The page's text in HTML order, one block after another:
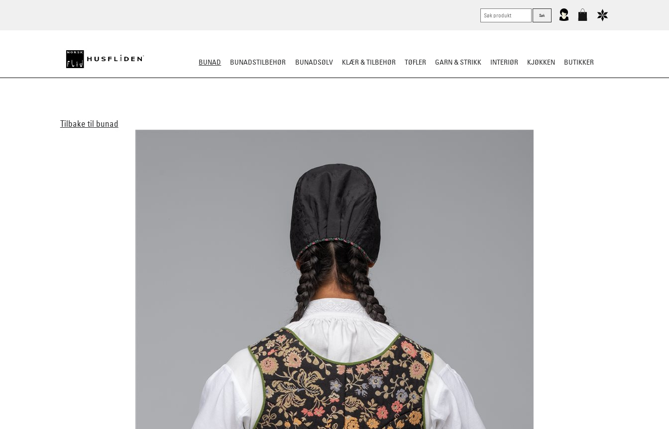
BUNAD BUNADSTILBEHØR BUNADSØLV KLÆR & TILBEHØR TØFLER GARN & STRIKK INTERIØR KJØKKEN BUTIKKER
Tilbake til bunad